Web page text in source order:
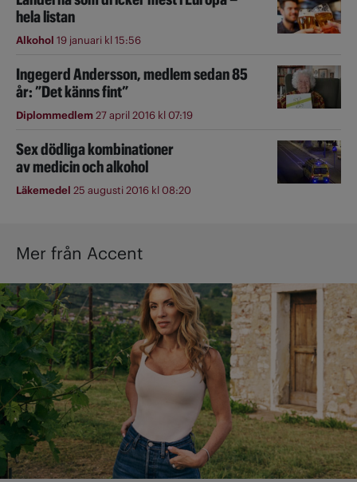
hela listan
Alkohol 19 januari kl 15:56
Ingegerd Andersson, medlem sedan 85
år: ”Det känns fint”
Diplommedlem27 april 2016 kl 07:19
Sex dödliga kombinationer
av medicin och alkohol
Läkemedel 25 augusti 2016 kl 08:20
Mer från Accent